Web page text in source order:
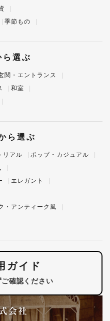
季節もの
ら選ぶ
関・エントランス
和室
ら選ぶ
リアル
ポップ・カジュアル
エレガント
・アンティーク風
ガイド
確認ください